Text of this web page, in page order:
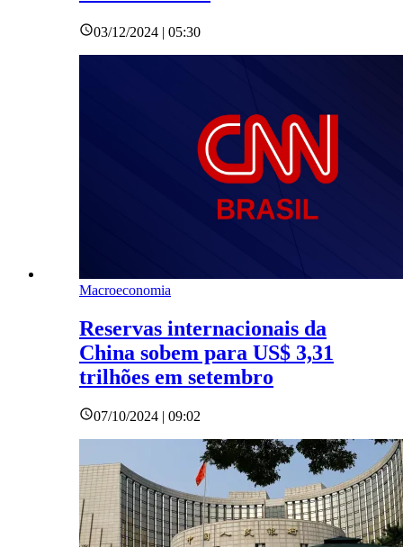
03/12/2024 | 05:30
Macroeconomia
Reservas internacionais da
China sobem para US$ 3,31
trilhões em setembro
07/10/2024 | 09:02